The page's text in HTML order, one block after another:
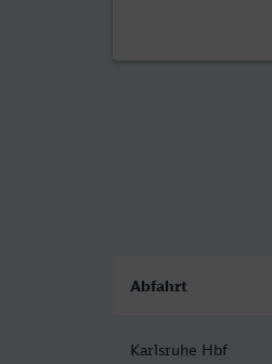
Abfahrt
Karlsruhe Hbf